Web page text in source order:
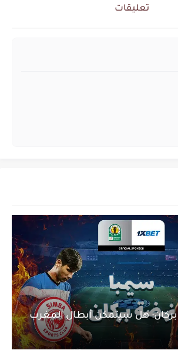
تعليقات
هل سيتمكن أبطال المغرب